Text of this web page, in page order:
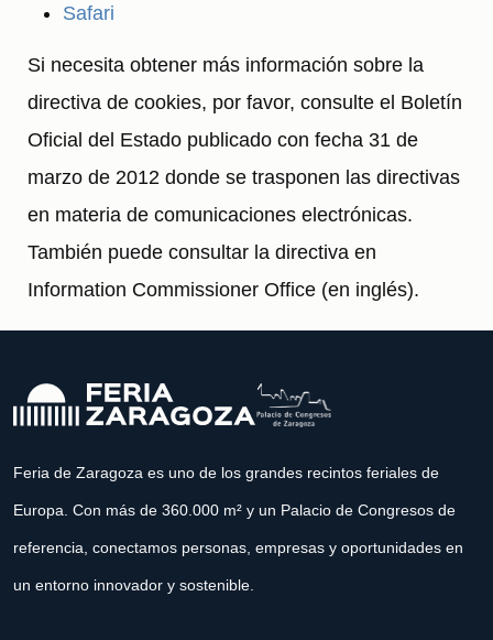
Safari
Si necesita obtener más información sobre la
directiva de cookies, por favor, consulte el Boletín
Oficial del Estado publicado con fecha 31 de
marzo de 2012 donde se trasponen las directivas
en materia de comunicaciones electrónicas.
También puede consultar la directiva en
Information Commissioner Office (en inglés).
Feria de Zaragoza es uno de los grandes recintos feriales de
Europa. Con más de 360.000 m² y un Palacio de Congresos de
referencia, conectamos personas, empresas y oportunidades en
un entorno innovador y sostenible.